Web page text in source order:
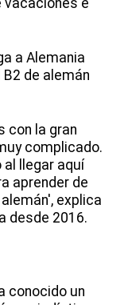
vacaciones e
a Alemania
de alemán
con la gran
complicado.
al llegar aquí
aprender de
explica
desde 2016.
conocido un